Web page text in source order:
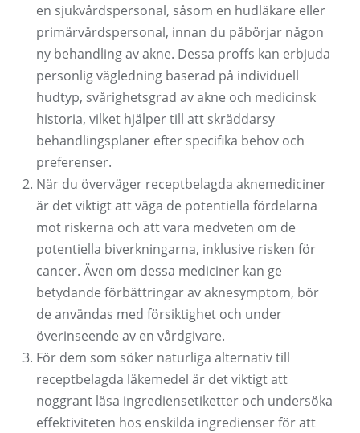
en sjukvårdspersonal, såsom en hudläkare eller
primärvårdspersonal, innan du påbörjar någon
ny behandling av akne. Dessa proffs kan erbjuda
personlig vägledning baserad på individuell
hudtyp, svårighetsgrad av akne och medicinsk
historia, vilket hjälper till att skräddarsy
behandlingsplaner efter specifika behov och
preferenser.
När du överväger receptbelagda aknemediciner
är det viktigt att väga de potentiella fördelarna
mot riskerna och att vara medveten om de
potentiella biverkningarna, inklusive risken för
cancer. Även om dessa mediciner kan ge
betydande förbättringar av aknesymptom, bör
de användas med försiktighet och under
överinseende av en vårdgivare.
För dem som söker naturliga alternativ till
receptbelagda läkemedel är det viktigt att
noggrant läsa ingrediensetiketter och undersöka
effektiviteten hos enskilda ingredienser för att